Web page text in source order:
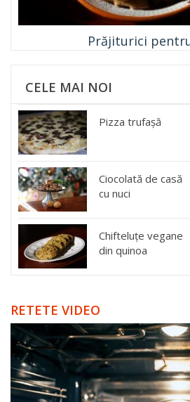
Prăjiturici
CELE MAI NOI
Pizza trufașă
Ciocolată de casă
cu nuci
Chifteluțe vegane
din quinoa
RETETE VIDEO